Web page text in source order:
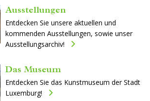
Ausstellungen
Entdecken Sie unsere aktuellen und
kommenden Ausstellungen, sowie unser
Ausstellungsarchiv!
Das Museum
Entdecken Sie das Kunstmuseum der Stadt
Luxemburg!